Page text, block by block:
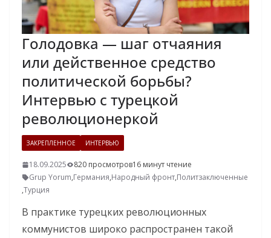
Голодовка ­— шаг отчаяния
или действенное средство
политической борьбы?
Интервью с турецкой
революционеркой
ЗАКРЕПЛЕННОЕ ИНТЕРВЬЮ
18.09.2025 820 просмотров16 минут чтение
Grup Yorum,Германия,Народный фронт,Политзаключенные
,Турция
В практике турецких революционных
коммунистов широко распространен такой